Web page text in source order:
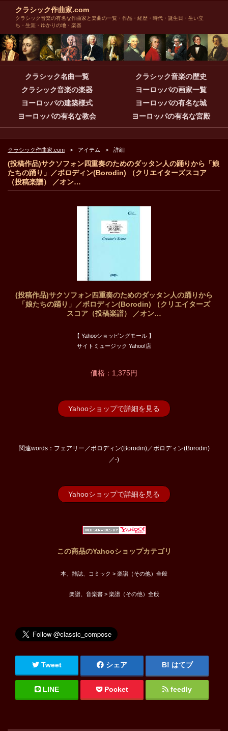
クラシック作曲家.com
クラシック音楽の有名な作曲家と楽曲の一覧・作品・経歴・時代・誕生日・生い立
ち・生涯・ゆかりの地・楽器
クラシック名曲一覧
クラシック音楽の歴史
クラシック音楽の楽器
ヨーロッパの画家一覧
ヨーロッパの建築様式
ヨーロッパの有名な城
ヨーロッパの有名な教会
ヨーロッパの有名な宮殿
クラシック作曲家.com アイテム 詳細
(投稿作品)サクソフォン四重奏のためのダッタン人の踊りから「娘
たちの踊り」／ボロディン(Borodin) （クリエイターズスコア
（投稿楽譜） ／オン…
(投稿作品)サクソフォン四重奏のためのダッタン人の踊りから
「娘たちの踊り」／ボロディン(Borodin) （クリエイターズ
スコア（投稿楽譜） ／オン…
【 Yahooショッピングモール 】
サイトミュージック Yahoo!店
価格：1,375円
Yahooショップで詳細を見る
関連words：フェアリー／ボロディン(Borodin)／ボロディン(Borodin)
／-)
Yahooショップで詳細を見る
この商品のYahooショップカテゴリ
本、雑誌、コミック > 楽譜（その他）全般
楽譜、音楽書 > 楽譜（その他）全般
Tweet シェア はてブ
LINE Pocket feedly